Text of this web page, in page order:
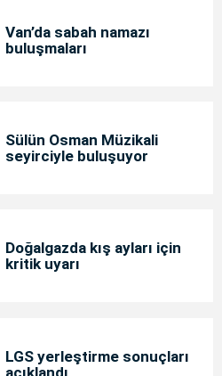
Van’da sabah namazı
buluşmaları
Sülün Osman Müzikali
seyirciyle buluşuyor
Doğalgazda kış ayları için
kritik uyarı
LGS yerleştirme sonuçları
açıklandı